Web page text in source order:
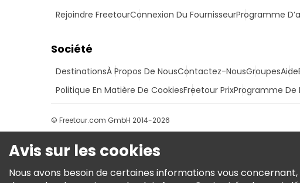
Rejoindre FreetourConnexion Du FournisseurProgramme
Société
DestinationsÀ Propos De NousContactez-NousGroupesAide
Politique En Matière De CookiesFreetour PrixProgramme De
© Freetour.com GmbH 2014-2026
Avis sur les cookies
Nous avons besoin de certaines informations vous